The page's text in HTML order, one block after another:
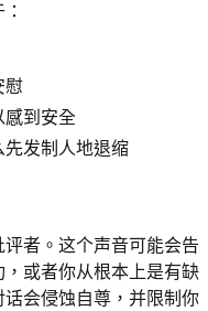
慰
到安全
先发制人地退缩
者。这个声音可能会告
或者你从根本上是有缺
会侵蚀自尊，并限制你